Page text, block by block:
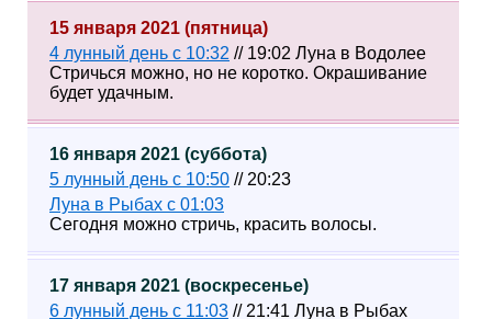
15 января 2021 (пятница)
4 лунный день с 10:32 // 19:02 Луна в Водолее
Стричься можно, но не коротко. Окрашивание
будет удачным.
16 января 2021 (суббота)
5 лунный день с 10:50 // 20:23
Луна в Рыбах с 01:03
Сегодня можно стричь, красить волосы.
17 января 2021 (воскресенье)
6 лунный день с 11:03 // 21:41 Луна в Рыбах